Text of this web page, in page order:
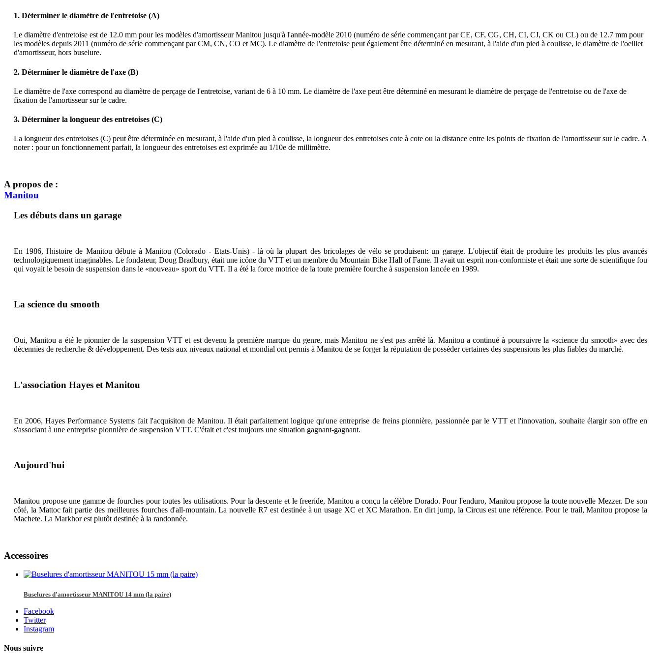
1. Déterminer le diamètre de l'entretoise (A)
Le diamètre d'entretoise est de 12.0 mm pour les modèles d'amortisseur Manitou jusqu'à l'année-modèle 2010 (numéro de série commençant par CE, CF, CG, CH, CI, CJ, CK ou CL) ou de 12.7 mm pour
les modèles depuis 2011 (numéro de série commençant par CM, CN, CO et MC). Le diamètre de l'entretoise peut également être déterminé en mesurant, à l'aide d'un pied à coulisse, le diamètre de l'oeillet
d'amortisseur, hors buselure.
2. Déterminer le diamètre de l'axe (B)
Le diamètre de l'axe correspond au diamètre de perçage de l'entretoise, variant de 6 à 10 mm. Le diamètre de l'axe peut être déterminé en mesurant le diamètre de perçage de l'entretoise ou de l'axe de
fixation de l'amortisseur sur le cadre.
3. Déterminer la longueur des entretoises (C)
La longueur des entretoises (C) peut être déterminée en mesurant, à l'aide d'un pied à coulisse, la longueur des entretoises cote à cote ou la distance entre les points de fixation de l'amortisseur sur le cadre. A
noter : pour un fonctionnement parfait, la longueur des entretoises est exprimée au 1/10e de millimètre.
A propos de :
Manitou
Les débuts dans un garage
En 1986, l'histoire de Manitou débute à Manitou (Colorado - Etats-Unis) - là où la plupart des bricolages de vélo se produisent: un garage. L'objectif était de produire les produits les plus avancés
technologiquement imaginables. Le fondateur, Doug Bradbury, était une icône du VTT et un membre du Mountain Bike Hall of Fame. Il avait un esprit non-conformiste et était une sorte de scientifique fou
qui voyait le besoin de suspension dans le «nouveau» sport du VTT. Il a été la force motrice de la toute première fourche à suspension lancée en 1989.
La science du smooth
Oui, Manitou a été le pionnier de la suspension VTT et est devenu la première marque du genre, mais Manitou ne s'est pas arrêté là. Manitou a continué à poursuivre la «science du smooth» avec des
décennies de recherche & développement. Des tests aux niveaux national et mondial ont permis à Manitou de se forger la réputation de posséder certaines des suspensions les plus fiables du marché.
L'association Hayes et Manitou
En 2006, Hayes Performance Systems fait l'acquisiton de Manitou. Il était parfaitement logique qu'une entreprise de freins pionnière, passionnée par le VTT et l'innovation, souhaite élargir son offre en
s'associant à une entreprise pionnière de suspension VTT. C'était et c'est toujours une situation gagnant-gagnant.
Aujourd'hui
Manitou propose une gamme de fourches pour toutes les utilisations. Pour la descente et le freeride, Manitou a conçu la célèbre Dorado. Pour l'enduro, Manitou propose la toute nouvelle Mezzer. De son
côté, la Mattoc fait partie des meilleures fourches d'all-mountain. La nouvelle R7 est destinée à un usage XC et XC Marathon. En dirt jump, la Circus est une référence. Pour le trail, Manitou propose la
Machete. La Markhor est plutôt destinée à la randonnée.
Accessoires
Buselures d'amortisseur MANITOU 14 mm (la paire)
Facebook
Twitter
Instagram
Nous suivre